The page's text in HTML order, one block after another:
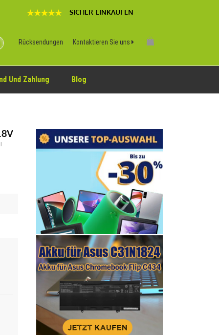
SICHER EINKAUFEN
Rücksendungen Kontaktieren Sie uns
Und Zahlung Blog